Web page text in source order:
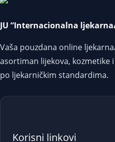
JU “Internacionalna
Vaša pouzdana online
asortiman lijekova, kozmetike
po ljekarničkim standardima.
Korisni linkovi